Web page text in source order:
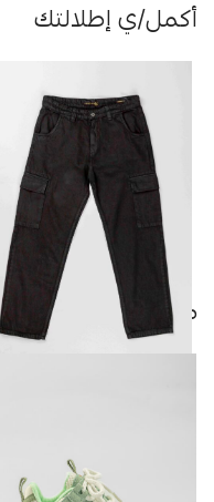
أكمل/ي إطلالتك
منتجات مميزة